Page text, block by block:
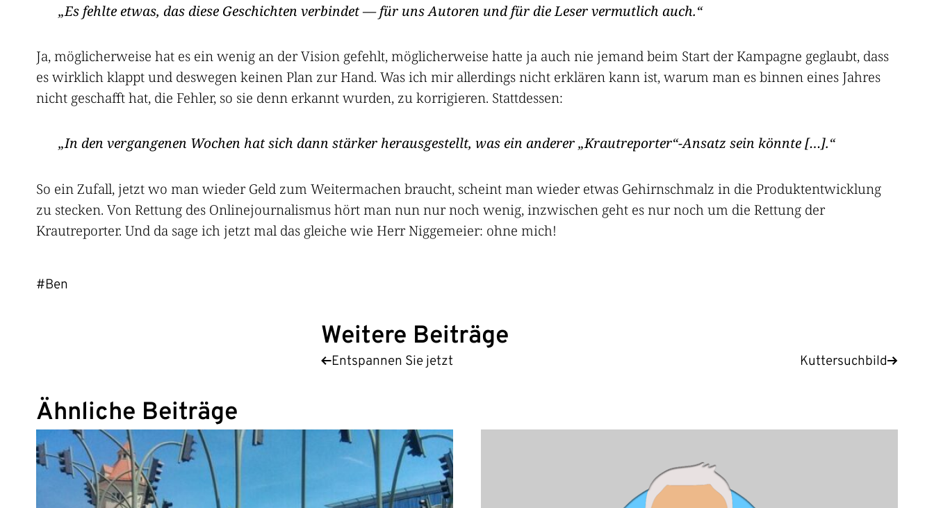
Es fehlte etwas, das diese Geschichten verbindet — für uns Autoren und für die Leser vermutlich auch.
Ja, möglicherweise hat es ein wenig an der Vision gefehlt, möglicherweise hatte ja auch nie jemand beim Start der Kampagne geglaubt, dass
es wirklich klappt und deswegen keinen Plan zur Hand. Was ich mir allerdings nicht erklären kann ist, warum man es binnen eines Jahres
nicht geschafft hat, die Fehler, so sie denn erkannt wurden, zu korrigieren. Stattdessen:
In den vergangenen Wochen hat sich dann stärker herausgestellt, was ein anderer „Krautreporter“-Ansatz sein könnte […].
So ein Zufall, jetzt wo man wieder Geld zum Weitermachen braucht, scheint man wieder etwas Gehirnschmalz in die Produktentwicklung
zu stecken. Von Rettung des Onlinejournalismus hört man nun nur noch wenig, inzwischen geht es nur noch um die Rettung der
Krautreporter. Und da sage ich jetzt mal das gleiche wie Herr Niggemeier: ohne mich!
#Ben
Weitere Beiträge
Entspannen Sie jetzt Kuttersuchbild
Ähnliche Beiträge